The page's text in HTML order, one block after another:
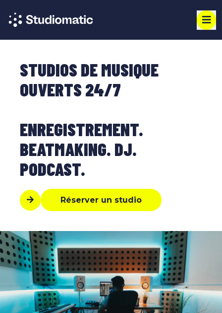
STUDIOS DE MUSIQUE
OUVERTS 24/7
ENREGISTREMENT.
BEATMAKING. DJ.
PODCAST.
Réserver un studio